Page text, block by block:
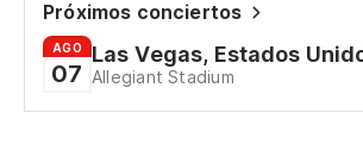
Próximos conciertos
AGO
07
Las Vegas, Estados
Allegiant Stadium